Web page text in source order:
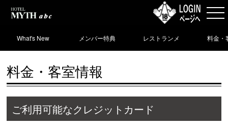
What's New メンバー特典 レストランメ 料金・
料金・客室情報
ご利用可能なクレジットカード